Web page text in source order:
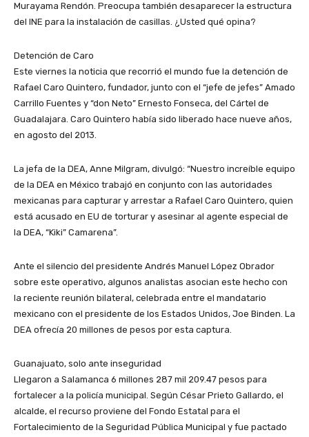
Murayama Rendón. Preocupa también desaparecer la estructura
del INE para la instalación de casillas. ¿Usted qué opina?
Detención de Caro
Este viernes la noticia que recorrió el mundo fue la detención de
Rafael Caro Quintero, fundador, junto con el “jefe de jefes” Amado
Carrillo Fuentes y “don Neto” Ernesto Fonseca, del Cártel de
Guadalajara. Caro Quintero había sido liberado hace nueve años,
en agosto del 2013.
La jefa de la DEA, Anne Milgram, divulgó: “Nuestro increíble equipo
de la DEA en México trabajó en conjunto con las autoridades
mexicanas para capturar y arrestar a Rafael Caro Quintero, quien
está acusado en EU de torturar y asesinar al agente especial de
la DEA, “Kiki” Camarena”.
Ante el silencio del presidente Andrés Manuel López Obrador
sobre este operativo, algunos analistas asocian este hecho con
la reciente reunión bilateral, celebrada entre el mandatario
mexicano con el presidente de los Estados Unidos, Joe Binden. La
DEA ofrecía 20 millones de pesos por esta captura.
Guanajuato, solo ante inseguridad
Llegaron a Salamanca 6 millones 287 mil 209.47 pesos para
fortalecer a la policía municipal. Según César Prieto Gallardo, el
alcalde, el recurso proviene del Fondo Estatal para el
Fortalecimiento de la Seguridad Pública Municipal y fue pactado